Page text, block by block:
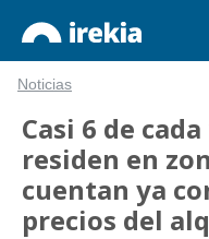
Noticias
Casi 6 de
residen en
cuentan ya
precios del